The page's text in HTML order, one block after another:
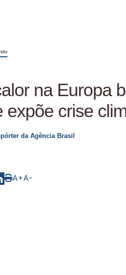
na Europa
expõe crise
da Agência Brasil
A+A-